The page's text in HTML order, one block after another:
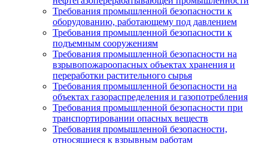
Требования промышленной безопасности к
оборудованию, работающему под давлением
Требования промышленной безопасности к
подъемным сооружениям
Требования промышленной безопасности на
взрывопожароопасных объектах хранения и
переработки растительного сырья
Требования промышленной безопасности на
объектах газораспределения и газопотребления
Требования промышленной безопасности при
транспортировании опасных веществ
Требования промышленной безопасности,
относящиеся к взрывным работам